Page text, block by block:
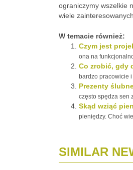
ograniczymy wszelkie
wiele
W temacie również:
Czym jest
ona na
Co zrobić, gdy
bardzo pracowicie i
Prezenty
często spędza sen
Skąd wziąć
pieniędzy. Choć
SIMILAR